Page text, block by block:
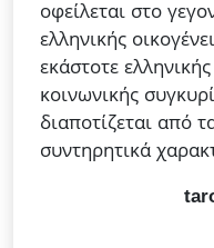
οφείλεται στο
ελληνικής
εκάστοτε
κοινωνικής
διαποτίζεται από
συντηρητικά